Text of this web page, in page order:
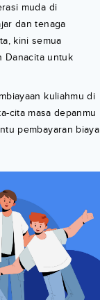
muda di
dan tenaga
kini semua
Danacita untuk
kuliahmu di
cita masa depanmu
pembayaran biaya